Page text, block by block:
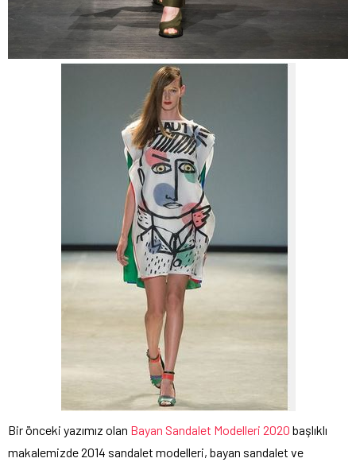
Bir önceki yazımız olan Bayan Sandalet Modelleri 2020 başlıklı
makalemizde 2014 sandalet modelleri, bayan sandalet ve